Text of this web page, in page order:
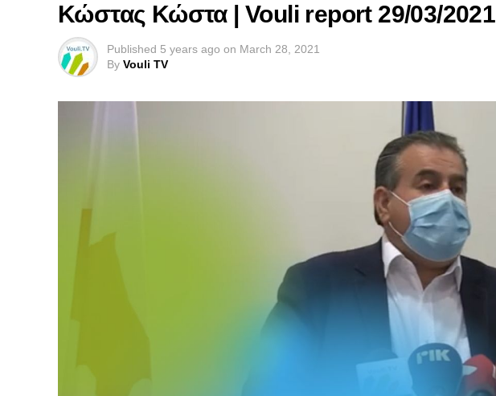
Κώστας Κώστα | Vouli report 29/03/2021
Published 5 years ago on March 28, 2021
By Vouli TV